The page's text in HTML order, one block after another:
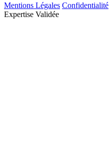
Mentions Légales Confidentialité
Expertise Validée